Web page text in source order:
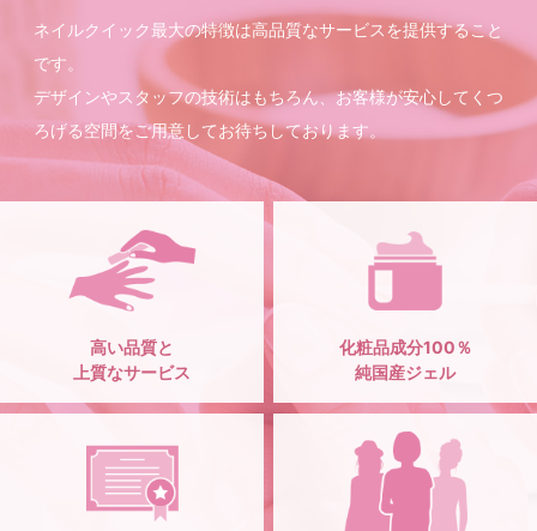
ネイルクイック最大の特徴は高品質なサービスを提供すること
です。
デザインやスタッフの技術はもちろん、お客様が安心してくつ
ろげる空間をご用意してお待ちしております。
高い品質と
上質なサービス
化粧品成分100％
純国産ジェル